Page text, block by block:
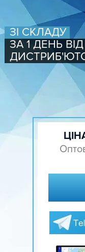
ЗІ СКЛАДУ
ЗА 1 ДЕНЬ